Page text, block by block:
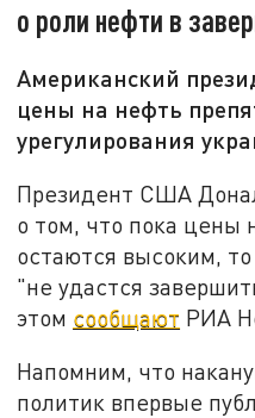
о роли нефти в
Американский
цены на нефть
урегулирования
Президент США
о том, что пока цены
остаются высоким,
"не удастся
этом сообщают РИА
Напомним, что
политик впервые